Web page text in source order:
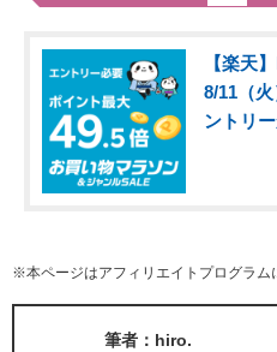
【楽天
8/11（
ントリー
※本ページはアフィリエイトプログラム
筆者：hiro.